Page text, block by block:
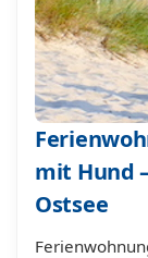
mit Hund
Ostsee